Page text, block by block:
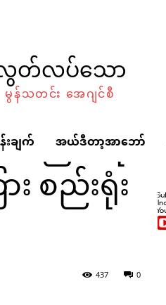
တ်လပ်သော
မွန်သတင်း အေဂျင်စီ
းချက် အယ်ဒီတာ့အာဘော်
သူကြား စည်းရုံးရေးဆင်း
ပညာရေး
စည်းရုံး
0
437